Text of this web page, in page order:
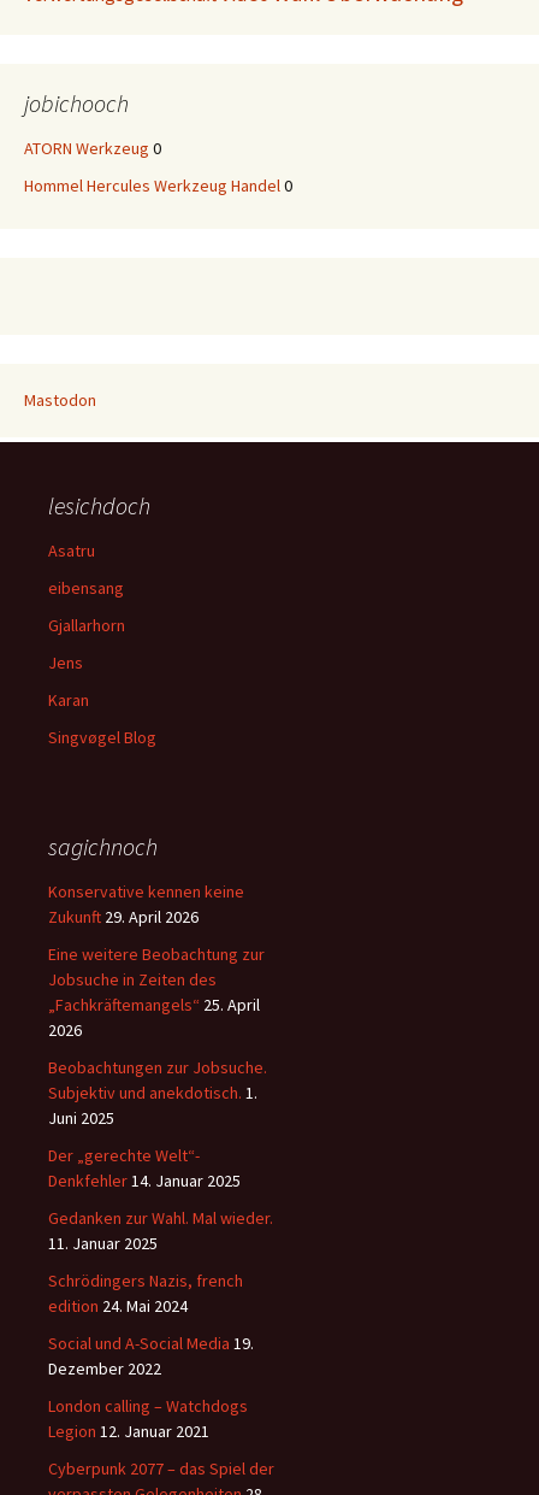
jobichooch
ATORN Werkzeug 0
Hommel Hercules Werkzeug Handel0
Mastodon
lesichdoch
Asatru
eibensang
Gjallarhorn
Jens
Karan
Singvøgel Blog
sagichnoch
Konservative kennen keine
Zukunft 29. April 2026
Eine weitere Beobachtung zur
Jobsuche in Zeiten des
„Fachkräftemangels“ 25. April
2026
Beobachtungen zur Jobsuche.
Subjektiv und anekdotisch. 1.
Juni 2025
Der „gerechte Welt“-
Denkfehler14. Januar 2025
Gedanken zur Wahl. Mal wieder.
11. Januar 2025
Schrödingers Nazis, french
edition 24. Mai 2024
Social und A-Social Media 19.
Dezember 2022
London calling – Watchdogs
Legion 12. Januar 2021
Cyberpunk 2077 – das Spiel der